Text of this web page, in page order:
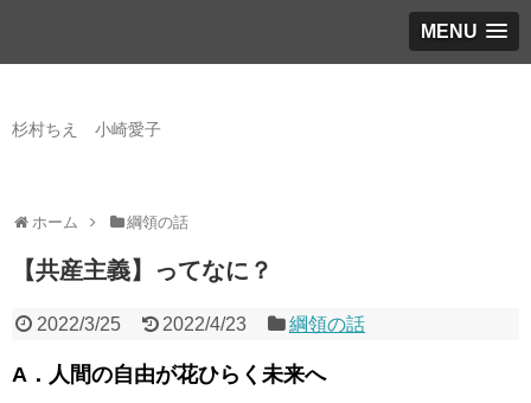
MENU
杉村ちえ 小崎愛子
ホーム 綱領の話
【共産主義】ってなに？
2022/3/25 2022/4/23 綱領の話
A．人間の自由が花ひらく未来へ